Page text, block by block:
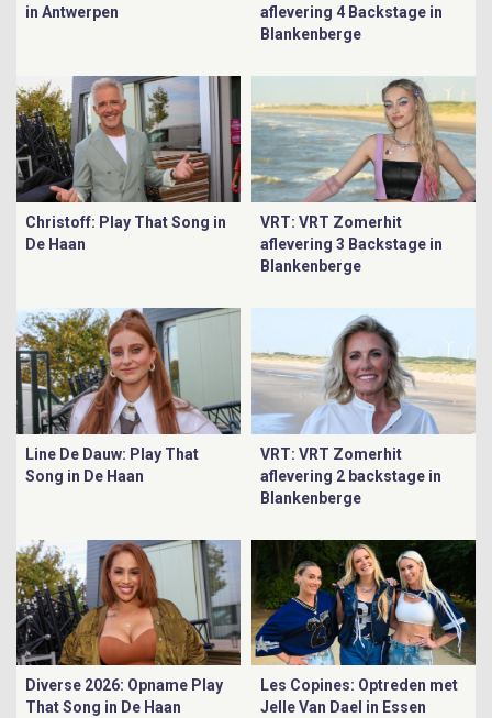
in Antwerpen
aflevering 4 Backstage in
Blankenberge
Christoff: Play That Song in
De Haan
VRT: VRT Zomerhit
aflevering 3 Backstage in
Blankenberge
Line De Dauw: Play That
Song in De Haan
VRT: VRT Zomerhit
aflevering 2 backstage in
Blankenberge
Diverse 2026: Opname Play
That Song in De Haan
Les Copines: Optreden met
Jelle Van Dael in Essen